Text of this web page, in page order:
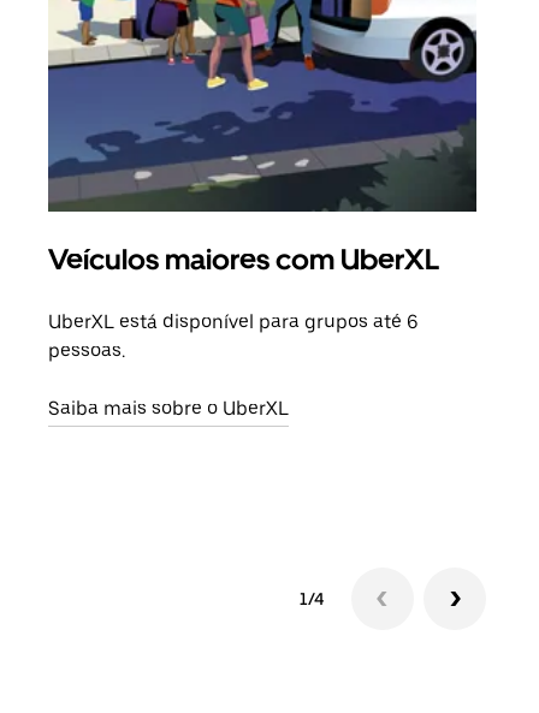
Veículos maiores com UberXL
UberXL está disponível para grupos até 6
pessoas.
Saiba mais sobre o UberXL
1/4